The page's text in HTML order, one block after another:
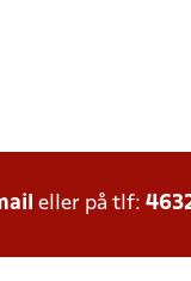
eller på tlf: